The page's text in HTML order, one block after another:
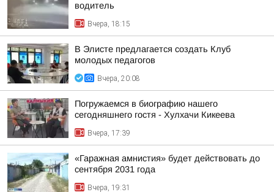
водитель
Вчера, 18:15
В Элисте предлагается создать Клуб
молодых педагогов
Вчера, 20:08
Погружаемся в биографию нашего
сегодняшнего гостя - Хулхачи Кикеева
Вчера, 17:39
«Гаражная амнистия» будет действовать до
сентября 2031 года
Вчера, 19:31